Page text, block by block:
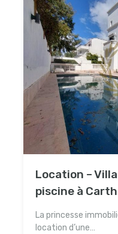
Location –
piscine à
La princesse
location d’une…